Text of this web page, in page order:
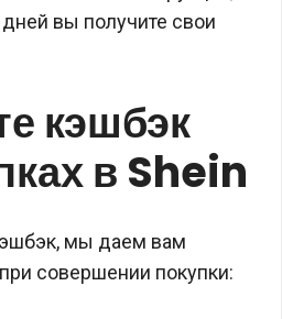
вы получите свои
кэшбэк
в Shein
мы даем вам
совершении покупки: